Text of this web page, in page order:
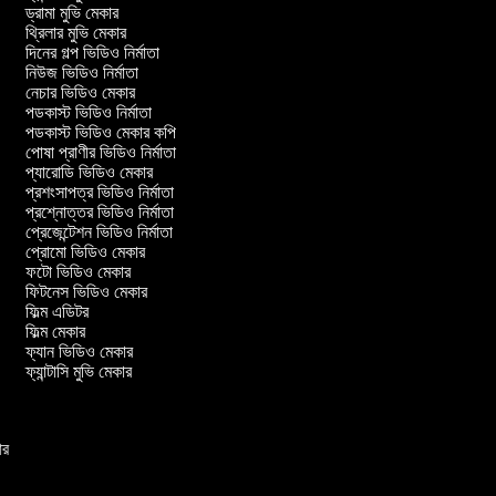
ড্রামা মুভি মেকার
থ্রিলার মুভি মেকার
দিনের গল্প ভিডিও নির্মাতা
নিউজ ভিডিও নির্মাতা
নেচার ভিডিও মেকার
পডকাস্ট ভিডিও নির্মাতা
পডকাস্ট ভিডিও মেকার কপি
পোষা প্রাণীর ভিডিও নির্মাতা
প্যারোডি ভিডিও মেকার
প্রশংসাপত্র ভিডিও নির্মাতা
প্রশ্নোত্তর ভিডিও নির্মাতা
প্রেজেন্টেশন ভিডিও নির্মাতা
প্রোমো ভিডিও মেকার
ফটো ভিডিও মেকার
ফিটনেস ভিডিও মেকার
ফিল্ম এডিটর
ফিল্ম মেকার
ফ্যান ভিডিও মেকার
ফ্যান্টাসি মুভি মেকার